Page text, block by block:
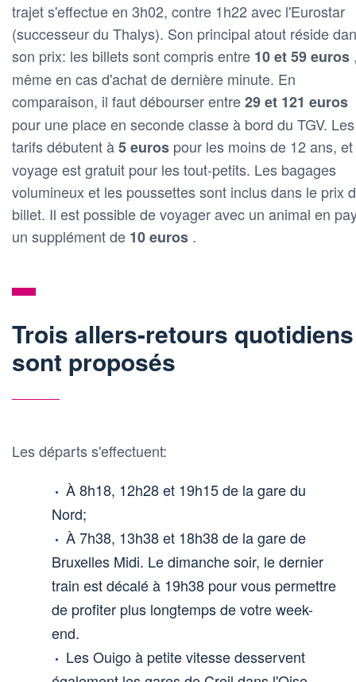
trajet s'effectue en 3h02, contre 1h22 avec l'Eurostar
(successeur du Thalys). Son principal atout réside
son prix: les billets sont compris entre 10 et 59 euros
même en cas d'achat de dernière minute. En
comparaison, il faut débourser entre29 et 121 euros
pour une place en seconde classe à bord du TGV. Les
tarifs débutent à5 euros pour les moins de 12 ans,
voyage est gratuit pour les tout-petits. Les bagages
volumineux et les poussettes sont inclus dans le prix
billet. Il est possible de voyager avec un animal en
un supplément de 10 euros .
Trois allers-retours quotidiens
sont proposés
Les départs s'effectuent:
À 8h18, 12h28 et 19h15 de la gare du
Nord;
À 7h38, 13h38 et 18h38 de la gare de
Bruxelles Midi. Le dimanche soir, le dernier
train est décalé à 19h38 pour vous permettre
de profiter plus longtemps de votre week-
end.
Les Ouigo à petite vitesse desservent